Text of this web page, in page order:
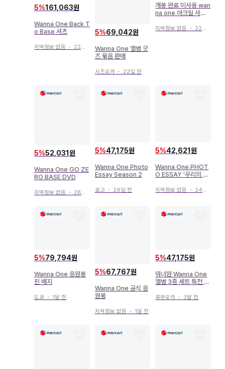
5%161,063원
Wanna One Back T
o Base 셔츠
지역정보 없음 ・ 22일 전
5%69,042원
Wanna One 앨범 굿
즈 묶음 판매
시즈오카・ 22일 전
개봉 완료 미사용 wan
na one 아크릴 사진
지역정보 없음 ・ 22일 전
5%52,031원
Wanna One GO ZE
RO BASE DVD
지역정보 없음 ・ 28일 전
5%47,175원
Wanna One Photo
Essay Season 2
효고・ 29일 전
5%42,621원
Wanna One PHOT
O ESSAY '우리의 추
지역정보 없음 ・ 24일 전
5%79,794원
Wanna One 응원봉
핀 배지
도쿄 ・ 1달 전
5%67,767원
Wanna One 공식 응
원봉
지역정보 없음 ・ 1달 전
5%47,175원
워너원 Wanna One
앨범 3종 세트 특전 파
후쿠오카 ・ 3달 전